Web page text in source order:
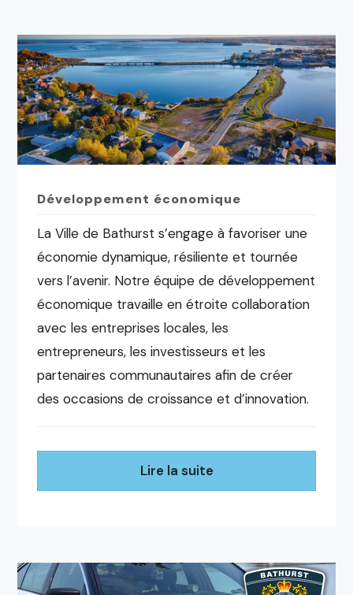
Développement économique
La Ville de Bathurst s’engage à favoriser une
économie dynamique, résiliente et tournée
vers l’avenir. Notre équipe de développement
économique travaille en étroite collaboration
avec les entreprises locales, les
entrepreneurs, les investisseurs et les
partenaires communautaires afin de créer
des occasions de croissance et d’innovation.
Lire la suite